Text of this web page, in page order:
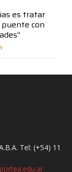
es tratar
con
Tel: (+54) 11